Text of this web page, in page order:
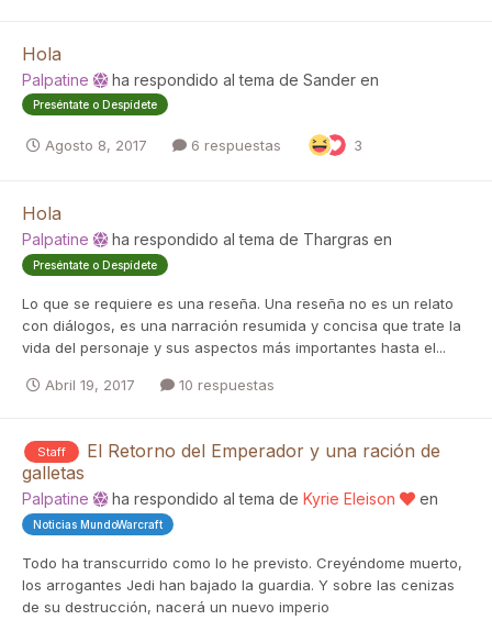
Hola
Palpatine ha respondido al tema de Sander en
Preséntate o Despídete
Agosto 8, 2017 6 respuestas 3
Hola
Palpatine ha respondido al tema de Thargras en
Preséntate o Despídete
Lo que se requiere es una reseña. Una reseña no es un relato
con diálogos, es una narración resumida y concisa que trate la
vida del personaje y sus aspectos más importantes hasta el...
Abril 19, 2017 10 respuestas
Staff
El Retorno del Emperador y una ración de
galletas
Palpatine ha respondido al tema de Kyrie Eleison en
Noticias MundoWarcraft
Todo ha transcurrido como lo he previsto. Creyéndome muerto,
los arrogantes Jedi han bajado la guardia. Y sobre las cenizas
de su destrucción, nacerá un nuevo imperio